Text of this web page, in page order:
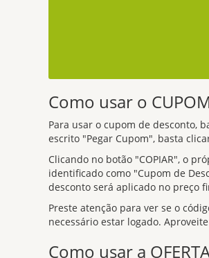
Como usar o
Para usar o cupom de desconto,
escrito "Pegar Cupom", basta
Clicando no botão "COPIAR", o
identificado como "Cupom de
desconto será aplicado no preço
Preste atenção para ver se o
necessário estar logado.
Como usar a